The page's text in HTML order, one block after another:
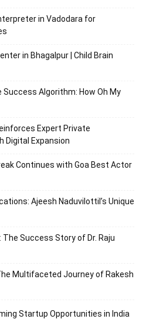
in Vadodara for
in Bhagalpur | Child Brain
Algorithm: How Oh My
Expert Private
Digital Expansion
Continues with Goa Best Actor
Ajeesh Naduvilottil’s Unique
Success Story of Dr. Raju
Multifaceted Journey of Rakesh
Startup Opportunities in India